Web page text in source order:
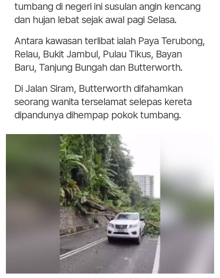
tumbang di negeri ini susulan angin kencang
dan hujan lebat sejak awal pagi Selasa.
Antara kawasan terlibat ialah Paya Terubong,
Relau, Bukit Jambul, Pulau Tikus, Bayan
Baru, Tanjung Bungah dan Butterworth.
Di Jalan Siram, Butterworth difahamkan
seorang wanita terselamat selepas kereta
dipandunya dihempap pokok tumbang.